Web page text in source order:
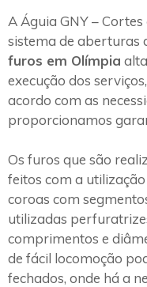
A Águia GNY –
sistema de aberturas
furos em Olímpia
execução dos
acordo com as
proporcionamos
Os furos que são
feitos com a
coroas com
utilizadas
comprimentos e
de fácil locomoção
fechados, onde há a